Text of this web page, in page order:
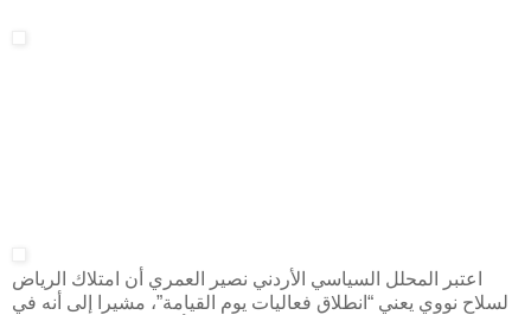
اعتبر المحلل السياسي الأردني نصير العمري أن امتلاك الرياض
لسلاح نووي يعني “انطلاق فعاليات يوم القيامة”، مشيرا إلى أنه في